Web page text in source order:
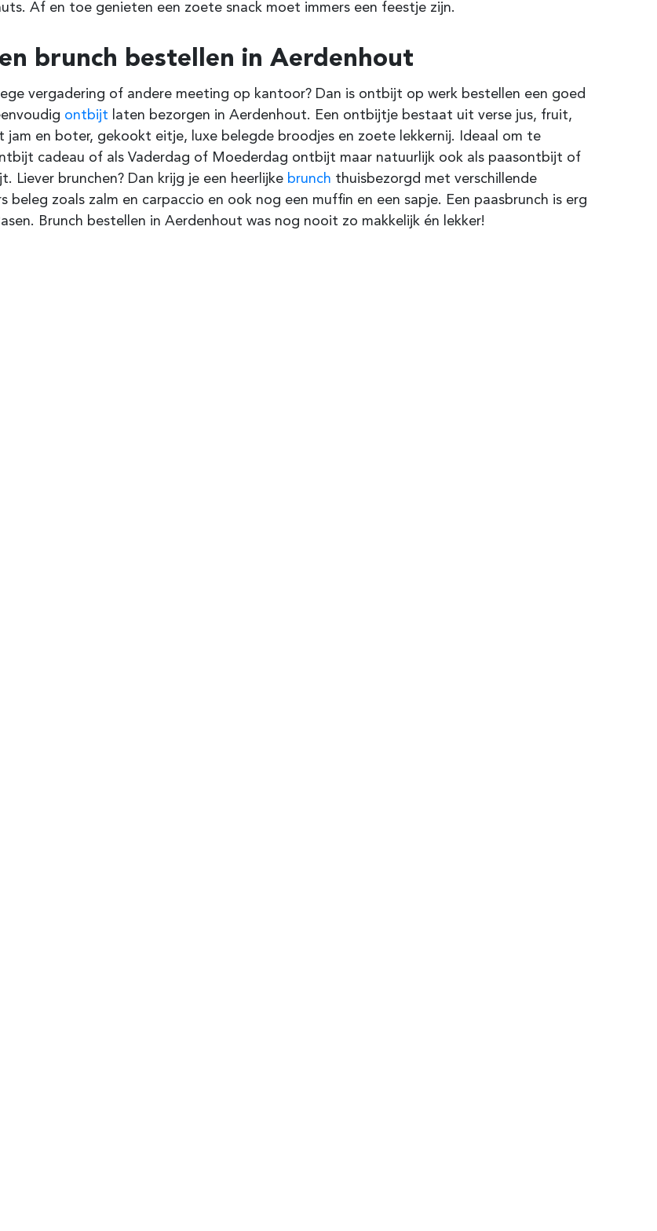
Af en toe genieten een zoete snack moet immers een feestje zijn.
brunch bestellen in Aerdenhout
vergadering of andere meeting op kantoor? Dan is ontbijt op werk bestellen een goed
ontbijt laten bezorgen in Aerdenhout. Een ontbijtje bestaat uit verse jus, fruit,
jam en boter, gekookt eitje, luxe belegde broodjes en zoete lekkernij. Ideaal om te
cadeau of als Vaderdag of Moederdag ontbijt maar natuurlijk ook als paasontbijt of
Liever brunchen? Dan krijg je een heerlijke brunch thuisbezorgd met verschillende
beleg zoals zalm en carpaccio en ook nog een muffin en een sapje. Een paasbrunch is erg
Brunch bestellen in Aerdenhout was nog nooit zo makkelijk én lekker!